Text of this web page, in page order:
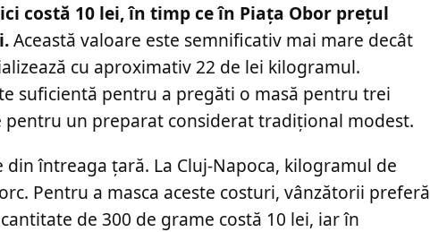
costă 10 lei, în timp ce în Piața Obor prețul
Această valoare este semnificativ mai mare decât
cu aproximativ 22 de lei kilogramul.
suficientă pentru a pregăti o masă pentru trei
un preparat considerat tradițional modest.
întreaga țară. La Cluj-Napoca, kilogramul de
Pentru a masca aceste costuri, vânzătorii preferă
de 300 de grame costă 10 lei, iar în